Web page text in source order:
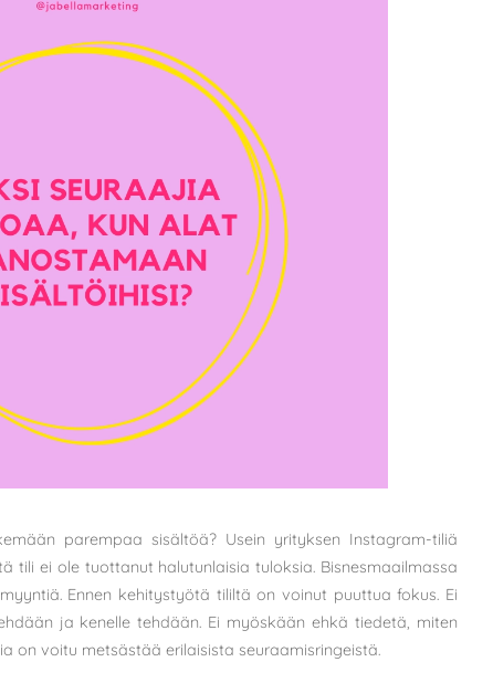
parempaa sisältöä? Usein yrityksen Instagram-tiliä
tili ei ole tuottanut halutunlaisia tuloksia. Bisnesmaailmassa
Ennen kehitystyötä tililtä on voinut puuttua fokus. Ei
ja kenelle tehdään. Ei myöskään ehkä tiedetä, miten
on voitu metsästää erilaisista seuraamisringeistä.